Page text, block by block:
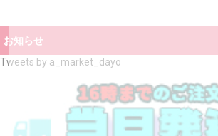
お知らせ
Tweets by a_market_dayo